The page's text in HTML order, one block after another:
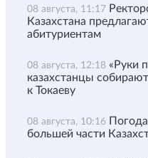
08 августа, 11:17
Казахстана
абитуриентам
08 августа, 12:18 «Руки
казахстанцы
к Токаеву
08 августа, 10:16
большей части